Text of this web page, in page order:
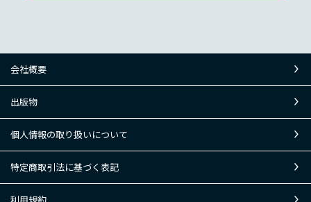
会社概要
出版物
個人情報の取り扱いについて
特定商取引法に基づく表記